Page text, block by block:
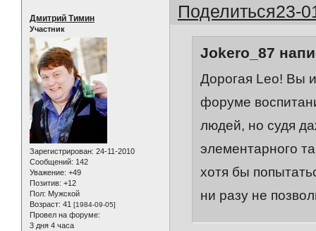
Поделиться23-
Дмитрий Тимин
Участник
Зарегистрирован: 24-11-2010
Сообщений: 142
Уважение: +49
Позитив: +12
Пол: Мужской
Возраст: 41 [1984-09-05]
Провел на форуме:
3 дня 4 часа
Jokero_87
Дорогая Leo! Вы
форуме
людей, но судя
элементарного
хотя бы
ни разу не